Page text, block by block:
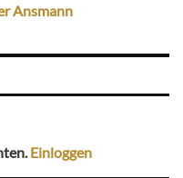
Ansmann
Einloggen